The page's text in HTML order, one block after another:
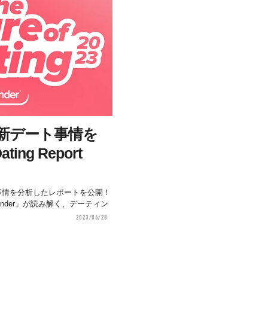
デート事情を
Report
を分析したレポートを公開！
」が読み解く、デーティン
2023/06/28